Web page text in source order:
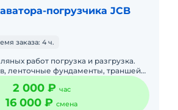
погрузчика JCB
заказа: 4 ч.
работ погрузка и разгрузка.
ленточные фундаменты, траншей
газ, скептик, дренаж,
2 000 ₽ час
16 000 ₽ смена